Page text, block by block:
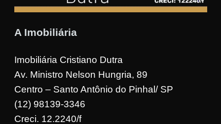
A Imobiliária
Imobiliária Cristiano Dutra
Av. Ministro Nelson Hungria, 89
Centro – Santo Antônio do Pinhal/ SP
(12) 98139-3346
Creci. 12.2240/f